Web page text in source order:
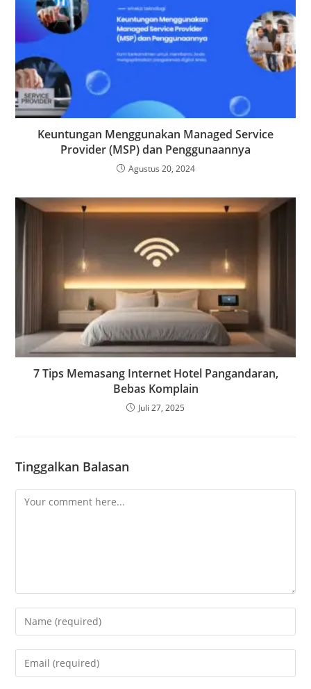
Keuntungan Menggunakan Managed Service
Provider (MSP) dan Penggunaannya
Agustus 20, 2024
7 Tips Memasang Internet Hotel Pangandaran,
Bebas Komplain
Juli 27, 2025
Tinggalkan Balasan